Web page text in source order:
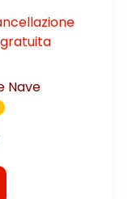
gratuita
Nave